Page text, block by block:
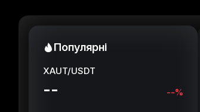
Популярні
XAUT/USDT
-- --%